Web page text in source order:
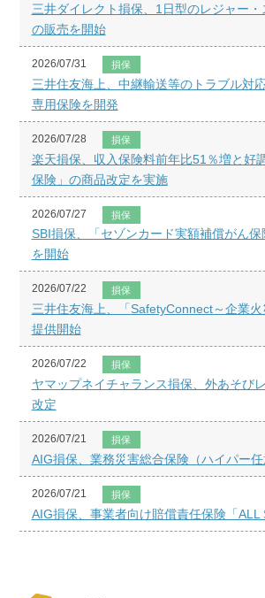
三井ダイレクト損保、1日型のレジャー
の販売を開始
2026/07/31 損保
三井住友海上、中継輸送等のトラブル対
専用保険を開発
2026/07/28 損保
楽天損保、収入保険料前年比51％増と好
保険」の商品改定を実施
2026/07/27 損保
SBI損保、「セゾンカード実額補償がん
を開始
2026/07/22 損保
三井住友海上、「SafetyConnect～企業
提供開始
2026/07/22 損保
ヤマップネイチャランス損保、外あそび
改定
2026/07/21 損保
AIG損保、業務災害総合保険（ハイパー
2026/07/21 損保
AIG損保、事業者向け賠償責任保険「ALL